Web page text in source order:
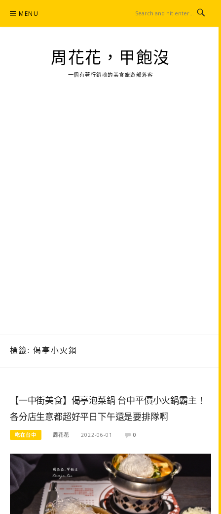
content
MENU
周花花，甲飽沒
一個有著行銷魂的美食旅遊部落客
標籤: 偈亭小火鍋
【一中街美食】偈亭泡菜鍋 台中平價小火鍋霸主！
各分店生意都超好平日下午還是要排隊啊
吃在台中 周花花 2022-06-01 0